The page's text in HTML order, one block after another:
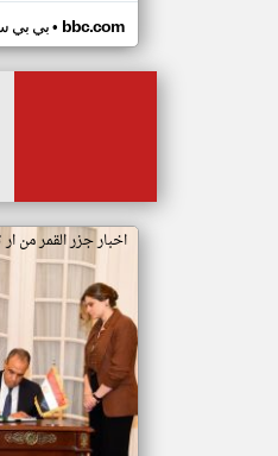
بي بي• bbc.com
اخبار جزر القمر من